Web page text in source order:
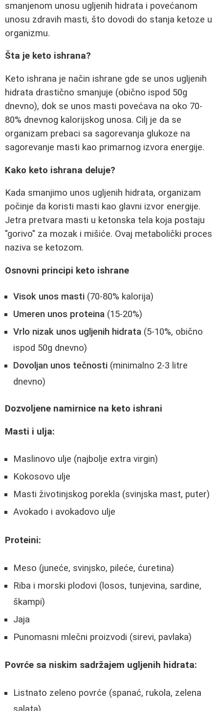
smanjenom unosu ugljenih hidrata i povećanom
unosu zdravih masti, što dovodi do stanja ketoze u
organizmu.
Šta je keto ishrana?
Keto ishrana je način ishrane gde se unos ugljenih
hidrata drastično smanjuje (obično ispod 50g
dnevno), dok se unos masti povećava na oko 70-
80% dnevnog kalorijskog unosa. Cilj je da se
organizam prebaci sa sagorevanja glukoze na
sagorevanje masti kao primarnog izvora energije.
Kako keto ishrana deluje?
Kada smanjimo unos ugljenih hidrata, organizam
počinje da koristi masti kao glavni izvor energije.
Jetra pretvara masti u ketonska tela koja postaju
"gorivo" za mozak i mišiće. Ovaj metabolički proces
naziva se ketozom.
Osnovni principi keto ishrane
Visok unos masti (70-80% kalorija)
Umeren unos proteina (15-20%)
Vrlo nizak unos ugljenih hidrata (5-10%, obično
ispod 50g dnevno)
Dovoljan unos tečnosti (minimalno 2-3 litre
dnevno)
Dozvoljene namirnice na keto ishrani
Masti i ulja:
Maslinovo ulje (najbolje extra virgin)
Kokosovo ulje
Masti životinjskog porekla (svinjska mast, puter)
Avokado i avokadovo ulje
Proteini:
Meso (juneće, svinjsko, pileće, ćuretina)
Riba i morski plodovi (losos, tunjevina, sardine,
škampi)
Jaja
Punomasni mlečni proizvodi (sirevi, pavlaka)
Povrće sa niskim sadržajem ugljenih hidrata:
Listnato zeleno povrće (spanać, rukola, zelena